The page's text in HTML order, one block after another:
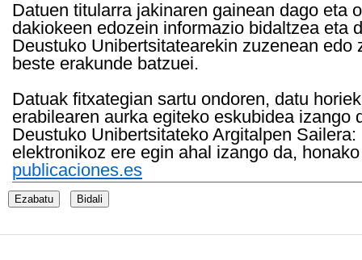
Datuen titularra jakinaren gainean dago eta
dakiokeen edozein informazio bidaltzea eta
Deustuko Unibertsitatearekin zuzenean
beste erakunde batzuei.
Datuak fitxategian sartu ondoren, datu
erabilearen aurka egiteko eskubidea
Deustuko Unibertsitateko Argitalpen
elektronikoz ere egin ahal izango da,
publicaciones.es
Ezabatu Bidali